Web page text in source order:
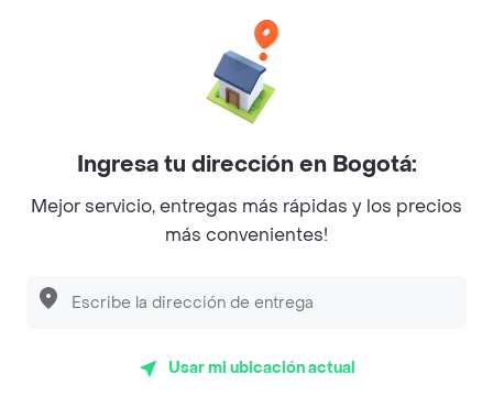
Papas fritas con sabor a limón y
Snacks de Quinua
Snack de quinoa.
Ingresa tu dirección en Bogotá:
Mejor servicio, entregas más rápidas y los precios
más convenientes!
Usar mi ubicación actual